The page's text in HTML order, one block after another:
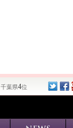
葉県4位